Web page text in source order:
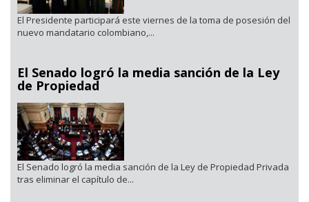
El Presidente participará este viernes de la toma de posesión del
nuevo mandatario colombiano,...
El Senado logró la media sanción de la Ley
de Propiedad
El Senado logró la media sanción de la Ley de Propiedad Privada
tras eliminar el capítulo de...